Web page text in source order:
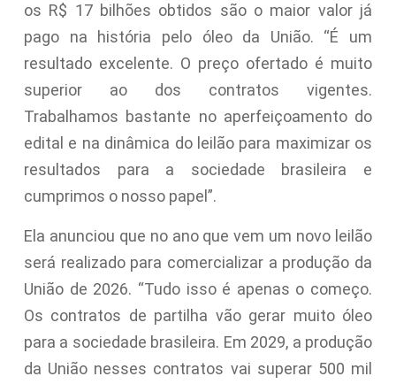
os R$ 17 bilhões obtidos são o maior valor já
pago na história pelo óleo da União. “É um
resultado excelente. O preço ofertado é muito
superior ao dos contratos vigentes.
Trabalhamos bastante no aperfeiçoamento do
edital e na dinâmica do leilão para maximizar os
resultados para a sociedade brasileira e
cumprimos o nosso papel”.
Ela anunciou que no ano que vem um novo leilão
será realizado para comercializar a produção da
União de 2026. “Tudo isso é apenas o começo.
Os contratos de partilha vão gerar muito óleo
para a sociedade brasileira. Em 2029, a produção
da União nesses contratos vai superar 500 mil